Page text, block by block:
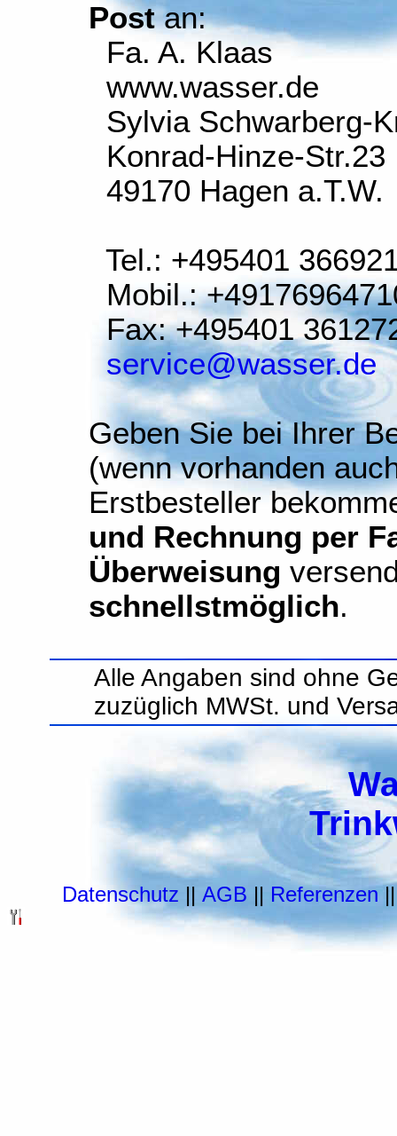
Postan:
Fa. A. Klaas
www.wasser.de
Sylvia Schwarberg-
Konrad-Hinze-Str.23
49170 Hagen a.T.W.
Tel.: +495401
Mobil.:
Fax: +495401
service@wasser.de
Geben Sie bei Ihrer
(wenn vorhanden
Erstbesteller
und Rechnung per
Überweisung
schnellstmöglich.
Alle Angaben sind ohne
zuzüglich MWSt. und
Datenschutz || AGB || Referenzen